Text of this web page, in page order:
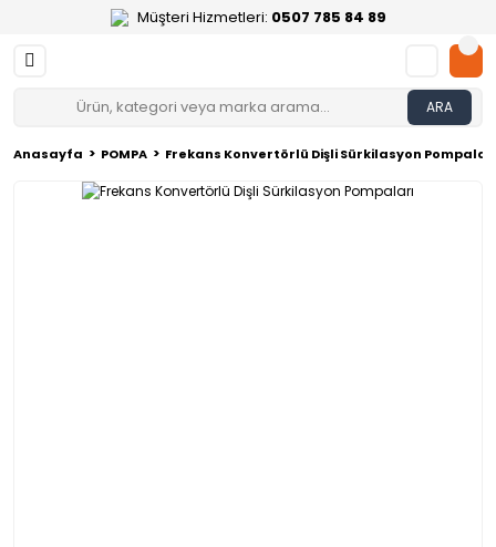
Müşteri Hizmetleri: 0507 785 84 89
ARA
Anasayfa POMPA Frekans Konvertörlü Dişli Sürkilasyon